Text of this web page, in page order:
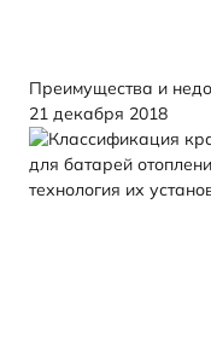
Преимущества и
21 декабря 2018